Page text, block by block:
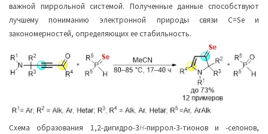
важной пиррольной системой. Полученные данные способствуют
лучшему пониманию электронной природы связи C=Se и
закономерностей, определяющих ее стабильность.
Схема образования 1,2-дигидро-3H-пиррол-3-тионов и -селонов,